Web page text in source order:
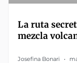
La ruta
mezcla
Josefina Bonari